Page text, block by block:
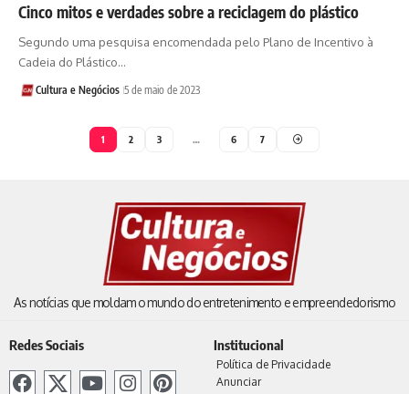
Cinco mitos e verdades sobre a reciclagem do plástico
Segundo uma pesquisa encomendada pelo Plano de Incentivo à
Cadeia do Plástico…
Cultura e Negócios 5 de maio de 2023
1 2 3 … 6 7
As notícias que moldam o mundo do entretenimento e empreendedorismo
Redes Sociais Institucional
Política de Privacidade
Anunciar